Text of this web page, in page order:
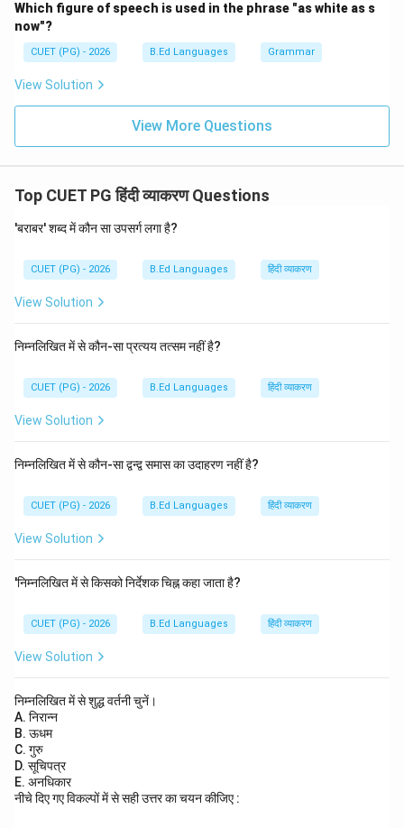
Step 4:विकल्प मिलाइए। यह क्रम विकल्प (C) में उपलब्ध है।
Download Solution in PDF
Which figure of speech is used in the phrase "as white as s
now"?
CUET (PG) - 2026 B.Ed Languages Grammar
View Solution
View More Questions
Top CUET PG हिंदी व्याकरण Questions
'बराबर' शब्द में कौन सा उपसर्ग लगा है?
CUET (PG) - 2026 B.Ed Languages हिंदी व्याकरण
View Solution
निम्नलिखित में से कौन-सा प्रत्यय तत्सम नहीं है?
CUET (PG) - 2026 B.Ed Languages हिंदी व्याकरण
View Solution
निम्नलिखित में से कौन-सा द्वन्द्व समास का उदाहरण नहीं है?
CUET (PG) - 2026 B.Ed Languages हिंदी व्याकरण
View Solution
'निम्नलिखित में से किसको निर्देशक चिह्न कहा जाता है?
CUET (PG) - 2026 B.Ed Languages हिंदी व्याकरण
View Solution
निम्नलिखित में से शुद्ध वर्तनी चुनें।
A. निरान्न
B. ऊधम
C. गुरु
D. सूचिपत्र
E. अनधिकार
नीचे दिए गए विकल्पों में से सही उत्तर का चयन कीजिए :